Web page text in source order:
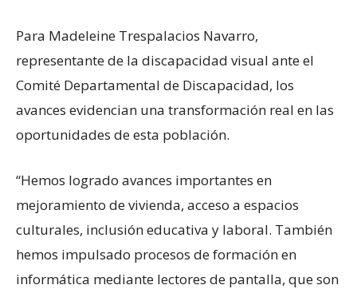
Para Madeleine Trespalacios Navarro,
representante de la discapacidad visual ante el
Comité Departamental de Discapacidad, los
avances evidencian una transformación real en las
oportunidades de esta población.
“Hemos logrado avances importantes en
mejoramiento de vivienda, acceso a espacios
culturales, inclusión educativa y laboral. También
hemos impulsado procesos de formación en
informática mediante lectores de pantalla, que son